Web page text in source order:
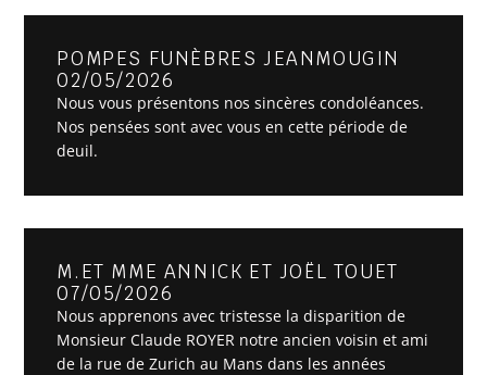
POMPES FUNÈBRES JEANMOUGIN
02/05/2026
Nous vous présentons nos sincères condoléances.
Nos pensées sont avec vous en cette période de
deuil.
M.ET MME ANNICK ET JOËL TOUET
07/05/2026
Nous apprenons avec tristesse la disparition de
Monsieur Claude ROYER notre ancien voisin et ami
de la rue de Zurich au Mans dans les années